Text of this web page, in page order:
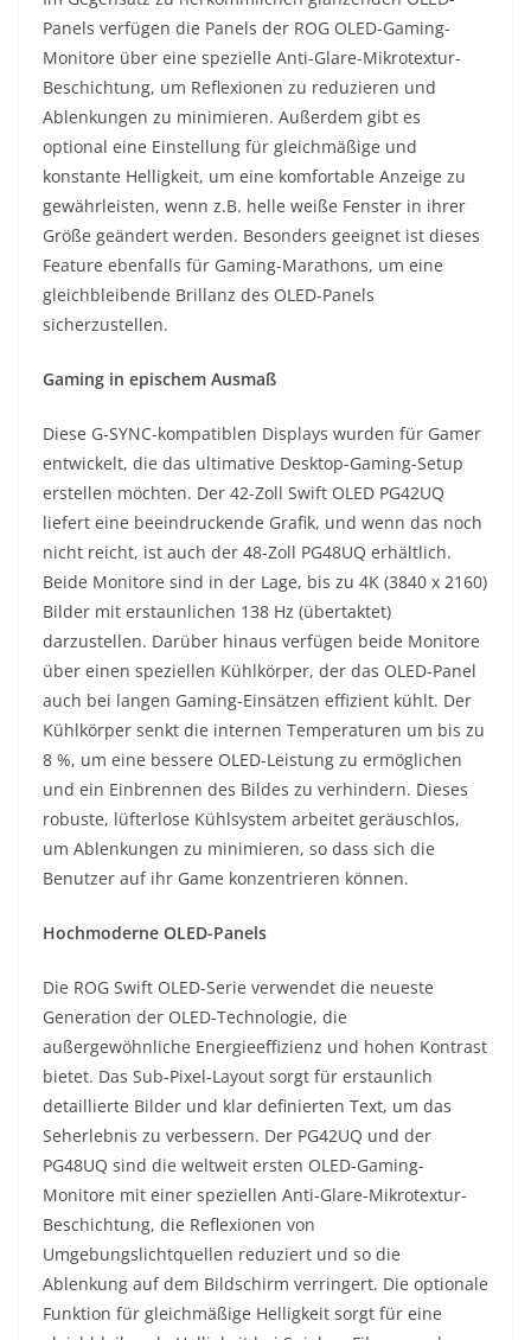
Panels verfügen die Panels der ROG OLED-Gaming-
Monitore über eine spezielle Anti-Glare-Mikrotextur-
Beschichtung, um Reflexionen zu reduzieren und
Ablenkungen zu minimieren. Außerdem gibt es
optional eine Einstellung für gleichmäßige und
konstante Helligkeit, um eine komfortable Anzeige zu
gewährleisten, wenn z.B. helle weiße Fenster in ihrer
Größe geändert werden. Besonders geeignet ist dieses
Feature ebenfalls für Gaming-Marathons, um eine
gleichbleibende Brillanz des OLED-Panels
sicherzustellen.
Gaming in epischem Ausmaß
Diese G-SYNC-kompatiblen Displays wurden für Gamer
entwickelt, die das ultimative Desktop-Gaming-Setup
erstellen möchten. Der 42-Zoll Swift OLED PG42UQ
liefert eine beeindruckende Grafik, und wenn das noch
nicht reicht, ist auch der 48-Zoll PG48UQ erhältlich.
Beide Monitore sind in der Lage, bis zu 4K (3840 x 2160)
Bilder mit erstaunlichen 138 Hz (übertaktet)
darzustellen. Darüber hinaus verfügen beide Monitore
über einen speziellen Kühlkörper, der das OLED-Panel
auch bei langen Gaming-Einsätzen effizient kühlt. Der
Kühlkörper senkt die internen Temperaturen um bis zu
8 %, um eine bessere OLED-Leistung zu ermöglichen
und ein Einbrennen des Bildes zu verhindern. Dieses
robuste, lüfterlose Kühlsystem arbeitet geräuschlos,
um Ablenkungen zu minimieren, so dass sich die
Benutzer auf ihr Game konzentrieren können.
Hochmoderne OLED-Panels
Die ROG Swift OLED-Serie verwendet die neueste
Generation der OLED-Technologie, die
außergewöhnliche Energieeffizienz und hohen Kontrast
bietet. Das Sub-Pixel-Layout sorgt für erstaunlich
detaillierte Bilder und klar definierten Text, um das
Seherlebnis zu verbessern. Der PG42UQ und der
PG48UQ sind die weltweit ersten OLED-Gaming-
Monitore mit einer speziellen Anti-Glare-Mikrotextur-
Beschichtung, die Reflexionen von
Umgebungslichtquellen reduziert und so die
Ablenkung auf dem Bildschirm verringert. Die optionale
Funktion für gleichmäßige Helligkeit sorgt für eine